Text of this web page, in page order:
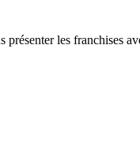
les franchises